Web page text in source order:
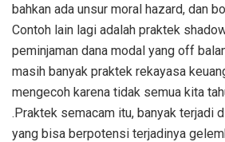
bahkan ada unsur moral hazard, dan
Contoh lain lagi adalah praktek
peminjaman dana modal yang off
masih banyak praktek rekayasa
mengecoh karena tidak semua kita
.Praktek semacam itu, banyak terjadi
yang bisa berpotensi terjadinya